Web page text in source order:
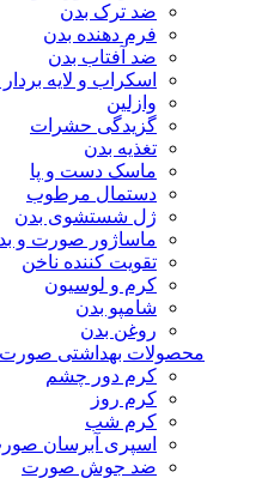
ضد ترک بدن
فرم دهنده بدن
ضد آفتاب بدن
اسکراب و لایه
وازلین
گزیدگی حشرات
تغذیه بدن
ماسک دست و پا
دستمال مرطوب
ژل شستشوی بدن
ماساژور صورت و
تقویت کننده ناخن
کرم و لوسیون
شامپو بدن
روغن بدن
محصولات بهداشتی صورت
کرم دور چشم
کرم روز
کرم شب
اسپری آبرسان
ضد جوش صورت